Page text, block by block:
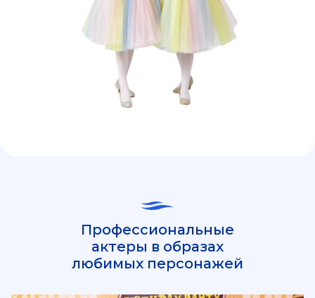
Профессиональные
актеры в образах
любимых персонажей